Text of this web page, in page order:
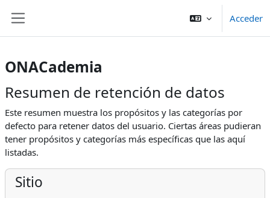
Acceder
ONACademia
Resumen de retención de datos
Este resumen muestra los propósitos y las categorías por
defecto para retener datos del usuario. Ciertas áreas pudieran
tener propósitos y categorías más específicas que las aquí
listadas.
Sitio